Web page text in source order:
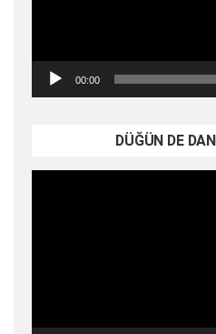
00:00
DÜĞÜN DE